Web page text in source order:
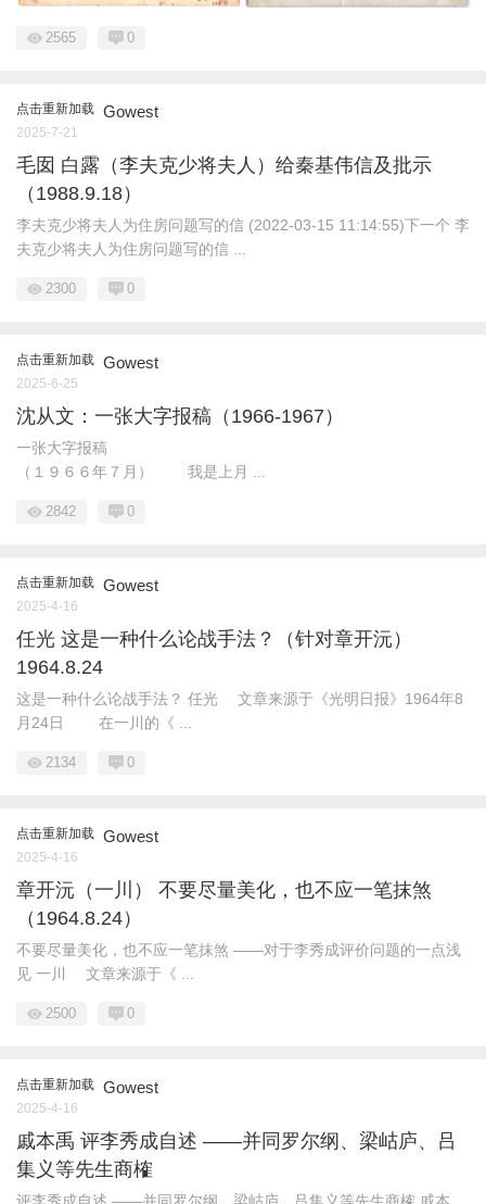
2565 0
点击重新加载 Gowest
2025-7-21
毛囡 白露（李夫克少将夫人）给秦基伟信及批示
（1988.9.18）
李夫克少将夫人为住房问题写的信 (2022-03-15 11:14:55)下一个 李
夫克少将夫人为住房问题写的信 ...
2300 0
点击重新加载 Gowest
2025-6-25
沈从文：一张大字报稿（1966-1967）
一张大字报稿
（１９６６年７月） 我是上月 ...
2842 0
点击重新加载 Gowest
2025-4-16
任光 这是一种什么论战手法？（针对章开沅）
1964.8.24
这是一种什么论战手法？ 任光 文章来源于《光明日报》1964年8
月24日 在一川的《 ...
2134 0
点击重新加载 Gowest
2025-4-16
章开沅（一川） 不要尽量美化，也不应一笔抹煞
（1964.8.24）
不要尽量美化，也不应一笔抹煞 ——对于李秀成评价问题的一点浅
见 一川 文章来源于《 ...
2500 0
点击重新加载 Gowest
2025-4-16
戚本禹 评李秀成自述 ——并同罗尔纲、梁岵庐、吕
集义等先生商榷